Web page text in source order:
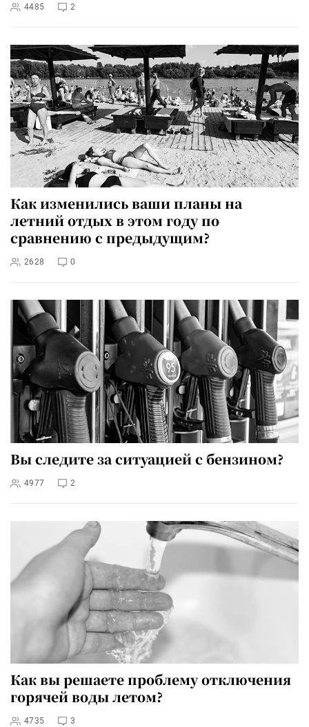
4485 2
Как изменились ваши планы на
летний отдых в этом году по
сравнению с предыдущим?
2628 0
Вы следите за ситуацией с бензином?
4977 2
Как вы решаете проблему отключения
горячей воды летом?
4735 3